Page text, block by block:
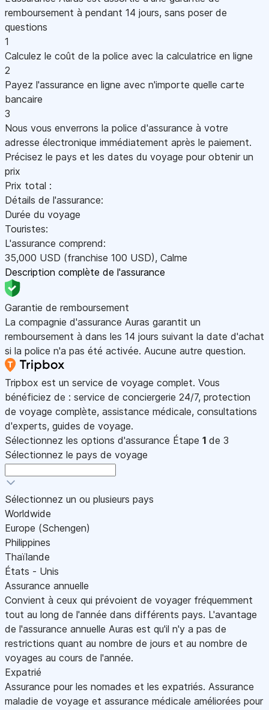
remboursement à pendant 14 jours, sans poser de
questions
1
Calculez le coût de la police avec la calculatrice en ligne
2
Payez l'assurance en ligne avec n'importe quelle carte
bancaire
3
Nous vous enverrons la police d'assurance à votre
adresse électronique immédiatement après le paiement.
Précisez le pays et les dates du voyage pour obtenir un
prix
Prix total :
Détails de l'assurance:
Durée du voyage
Touristes:
L'assurance comprend:
35,000 USD (franchise 100 USD), Calme
Description complète de l'assurance
Garantie de remboursement
La compagnie d'assurance Auras garantit un
remboursement à dans les 14 jours suivant la date d'achat
si la police n'a pas été activée. Aucune autre question.
Tripbox est un service de voyage complet. Vous
bénéficiez de : service de conciergerie 24/7, protection
de voyage complète, assistance médicale, consultations
d'experts, guides de voyage.
Sélectionnez les options d'assurance Étape 1 de 3
Sélectionnez le pays de voyage
Sélectionnez un ou plusieurs pays
Worldwide
Europe (Schengen)
Philippines
Thaïlande
États - Unis
Assurance annuelle
Convient à ceux qui prévoient de voyager fréquemment
tout au long de l'année dans différents pays. L'avantage
de l'assurance annuelle Auras est qu'il n'y a pas de
restrictions quant au nombre de jours et au nombre de
voyages au cours de l'année.
Expatrié
Assurance pour les nomades et les expatriés. Assurance
maladie de voyage et assurance médicale améliorées pour